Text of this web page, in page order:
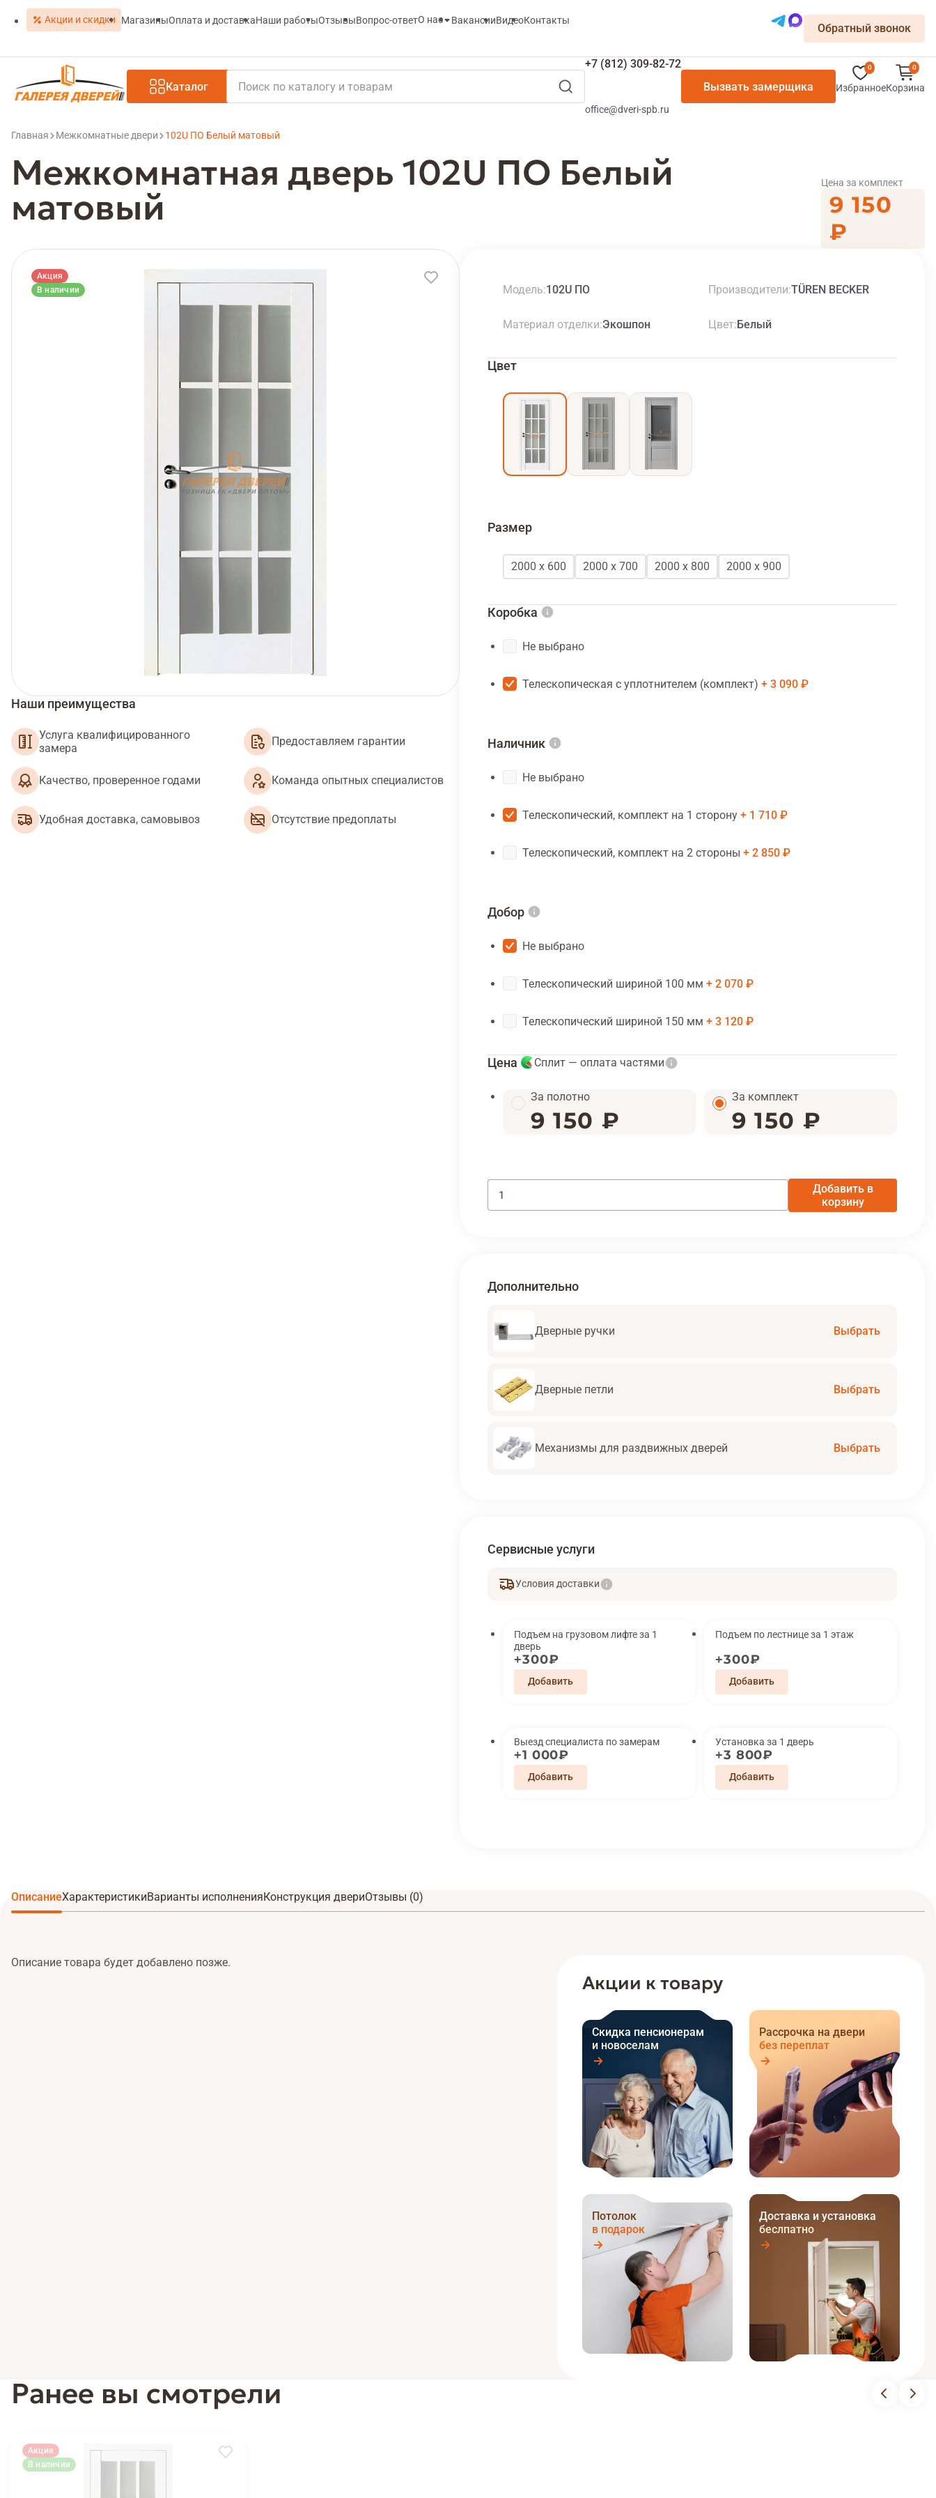
Акции и скидки МагазиныОплата и доставкаНаши работыОтзывыВопрос-ответО нас ВакансииВидеоКонтакты
Обратный звонок
Каталог
+7 (812) 309-82-72
office@dveri-spb.ru
Вызвать замерщика
0
Избранное
0
Корзина
Главная Межкомнатные двери 102U ПО Белый матовый
Межкомнатная дверь 102U ПО Белый
матовый
Цена за комплект
9 150
₽
Акция
В наличии
Наши преимущества
Услуга квалифицированного
замера
Предоставляем гарантии
Качество, проверенное годами Команда опытных специалистов
Удобная доставка, самовывоз Отсутствие предоплаты
Модель 102U ПО Производители TÜREN BECKER
Материал отделки Экошпон Цвет Белый
Цвет
Размер
2000 х 600 2000 х 700 2000 х 800 2000 х 900
Коробка
Не выбрано
Телескопическая с уплотнителем (комплект) 3 090 ₽
Наличник
Не выбрано
Телескопический, комплект на 1 сторону 1 710 ₽
Телескопический, комплект на 2 стороны 2 850 ₽
Добор
Не выбрано
Телескопический шириной 100 мм 2 070 ₽
Телескопический шириной 150 мм 3 120 ₽
Цена Сплит — оплата частями
За полотно
9 150 ₽
За комплект
9 150 ₽
Добавить в
корзину
Дополнительно
Дверные ручки Выбрать
Дверные петли Выбрать
Механизмы для раздвижных дверей Выбрать
Сервисные услуги
Условия доставки
Подъем на грузовом лифте за 1
дверь
300₽
Подъем по лестнице за 1 этаж
300₽
Выезд специалиста по замерам
1 000₽
Установка за 1 дверь
3 800₽
ОписаниеХарактеристикиВарианты исполненияКонструкция двериОтзывы (0)
Описание товара будет добавлено позже.
Акции к товару
Скидка пенсионерам
и новоселам
Рассрочка на двери
без переплат
Потолок
в подарок
Доставка и установка
беслпатно
Ранее вы смотрели
Акция
В наличии